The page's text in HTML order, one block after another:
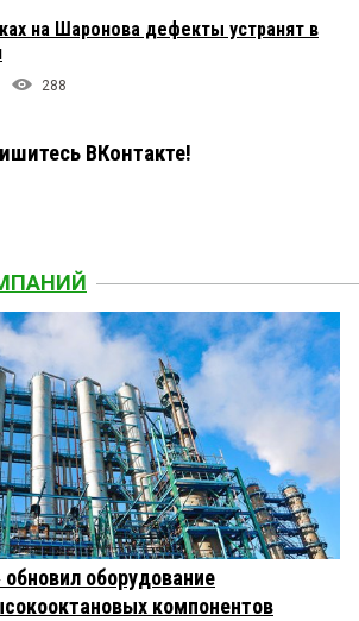
на Шаронова дефекты устранят в
288
ВКонтакте!
оборудование
компонентов